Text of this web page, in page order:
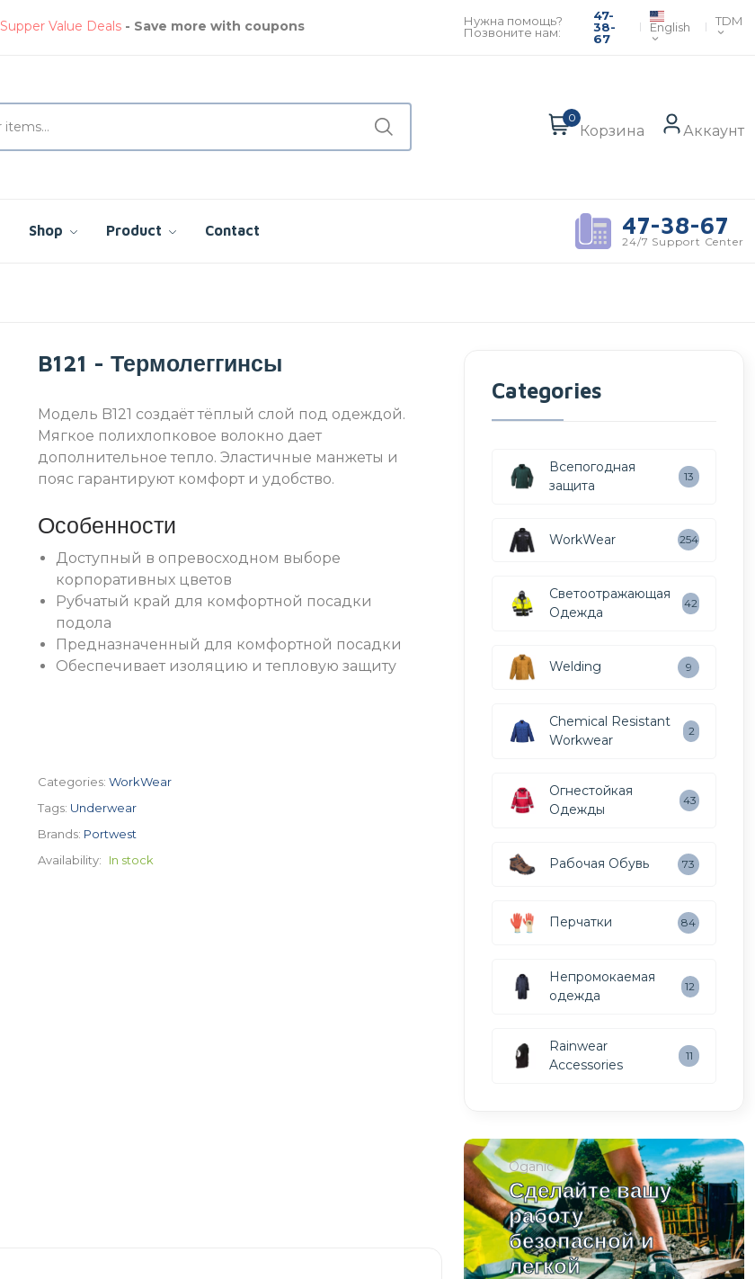
Get great devices up to 50% off View details
Нужна помощь?
Позвоните нам:
47-
38-
67
English TDM
0
Корзина Аккаунт
Shop Product Contact 47-38-67
24/7 Support Center
B121 - Термолеггинсы
Модель B121 создаёт тёплый слой под одеждой.
Мягкое полихлопковое волокно дает
дополнительное тепло. Эластичные манжеты и
пояс гарантируют комфорт и удобство.
Особенности
Доступный в опревосходном выборе
корпоративных цветов
Рубчатый край для комфортной посадки
подола
Предназначенный для комфортной посадки
Обеспечивает изоляцию и тепловую защиту
Categories: WorkWear
Tags: Underwear
Brands: Portwest
Availability:
In stock
Categories
Всепогодная
защита
13
WorkWear 254
Светоотражающая
Одежда
42
Welding 9
Chemical Resistant
Workwear
2
Огнестойкая
Одежды
43
Рабочая Обувь 73
Перчатки 84
Непромокаемая
одежда
12
Rainwear
Accessories
11
Oganic
Сделайте вашу
работу
безопасной и
легкой